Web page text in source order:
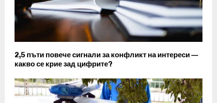
2,5 пъти повече сигнали за конфликт на интереси —
какво се крие зад цифрите?